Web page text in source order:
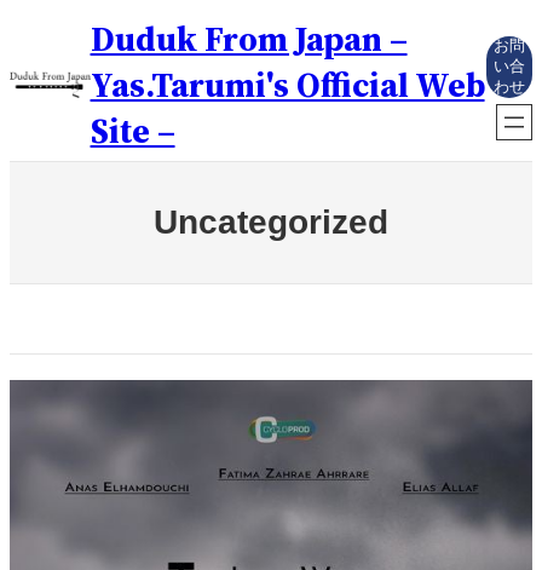
ス
プ
Duduk From Japan –
Yas.Tarumi's Official Web
Site –
お問
い合
わせ
Uncategorized